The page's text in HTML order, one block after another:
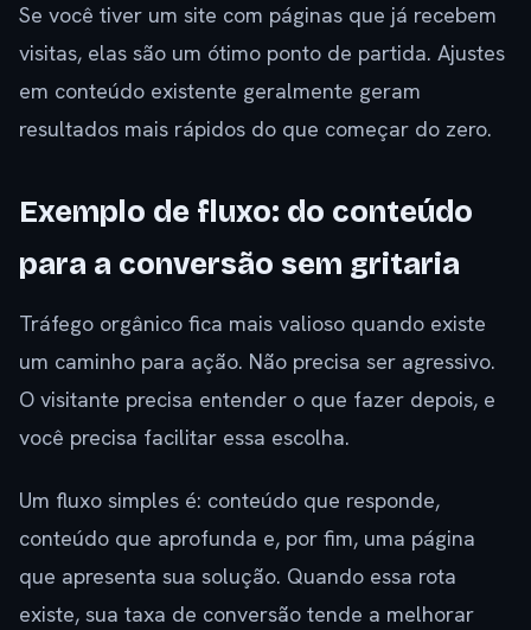
Se você tiver um site com páginas que já recebem
visitas, elas são um ótimo ponto de partida. Ajustes
em conteúdo existente geralmente geram
resultados mais rápidos do que começar do zero.
Exemplo de fluxo: do conteúdo
para a conversão sem gritaria
Tráfego orgânico fica mais valioso quando existe
um caminho para ação. Não precisa ser agressivo.
O visitante precisa entender o que fazer depois, e
você precisa facilitar essa escolha.
Um fluxo simples é: conteúdo que responde,
conteúdo que aprofunda e, por fim, uma página
que apresenta sua solução. Quando essa rota
existe, sua taxa de conversão tende a melhorar